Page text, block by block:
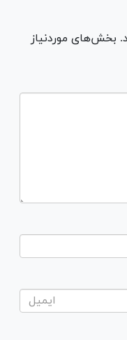
بخش‌های موردنیاز